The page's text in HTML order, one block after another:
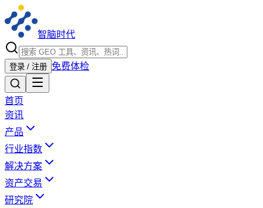
智脑时代
登录 / 注册 免费体检
首页
资讯
产品
行业指数
解决方案
资产交易
研究院